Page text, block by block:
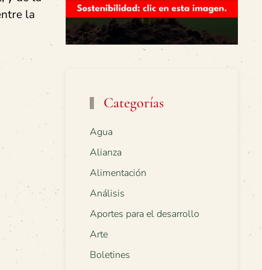
la
Categorías
Agua
Alianza
Alimentación
Análisis
Aportes para el desarrollo
Arte
Boletines